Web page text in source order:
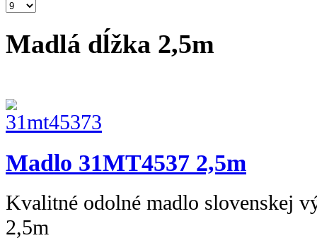
Madlá dĺžka 2,5m
Madlo 31MT4537 2,5m
Kvalitné odolné madlo slovenskej
2,5m